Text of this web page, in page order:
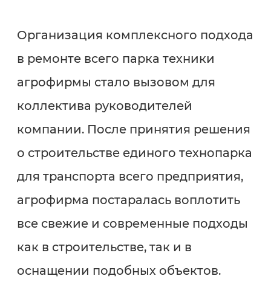
Организация комплексного подхода
в ремонте всего парка техники
агрофирмы стало вызовом для
коллектива руководителей
компании. После принятия решения
о строительстве единого технопарка
для транспорта всего предприятия,
агрофирма постаралась воплотить
все свежие и современные подходы
как в строительстве, так и в
оснащении подобных объектов.